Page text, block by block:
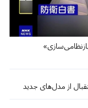
از مدل‌های جدید